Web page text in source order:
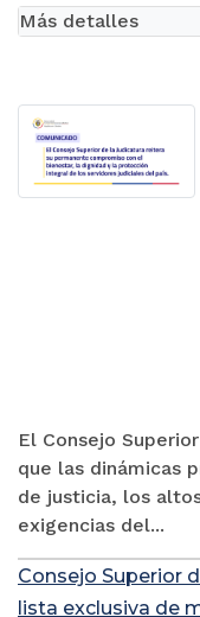
El Consejo
que las dinámicas
de justicia, los
exigencias del...
Más detalles
Consejo Superior
lista exclusiva de